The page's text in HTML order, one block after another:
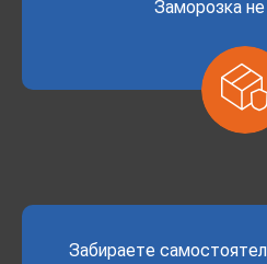
Заморозка
Забираете